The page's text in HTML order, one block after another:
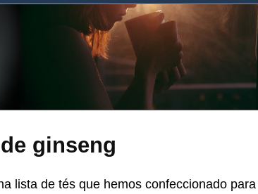
ginseng
lista de tés que hemos confeccionado